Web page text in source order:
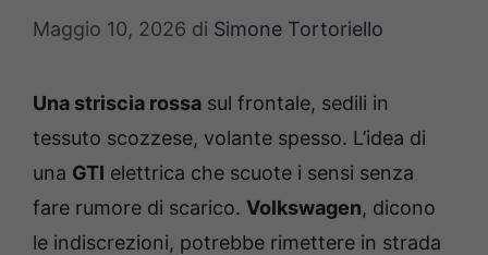
Maggio 10, 2026 di Simone Tortoriello
Una striscia rossa sul frontale, sedili in
tessuto scozzese, volante spesso. L’idea di
una GTI elettrica che scuote i sensi senza
fare rumore di scarico. Volkswagen, dicono
le indiscrezioni, potrebbe rimettere in strada